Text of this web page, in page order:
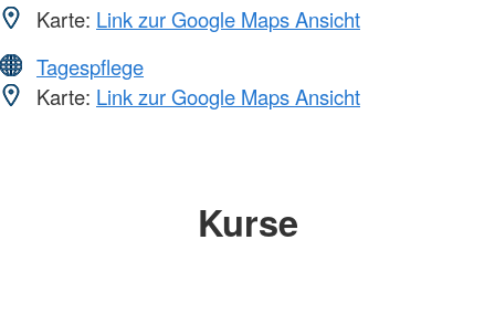
Karte: Link zur Google Maps Ansicht
Tagespflege
Karte: Link zur Google Maps Ansicht
Kurse